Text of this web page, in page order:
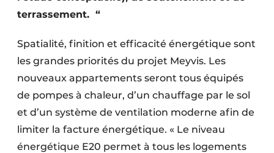
Rénovation
Sécurité incendie
Software
Techniques ferroviaires
Travaux ferroviaires
terrassement. “
Spatialité, finition et efficacité énergétique sont
les grandes priorités du projet Meyvis. Les
nouveaux appartements seront tous équipés
de pompes à chaleur, d’un chauffage par le sol
et d’un système de ventilation moderne afin de
limiter la facture énergétique. « Le niveau
énergétique E20 permet à tous les logements